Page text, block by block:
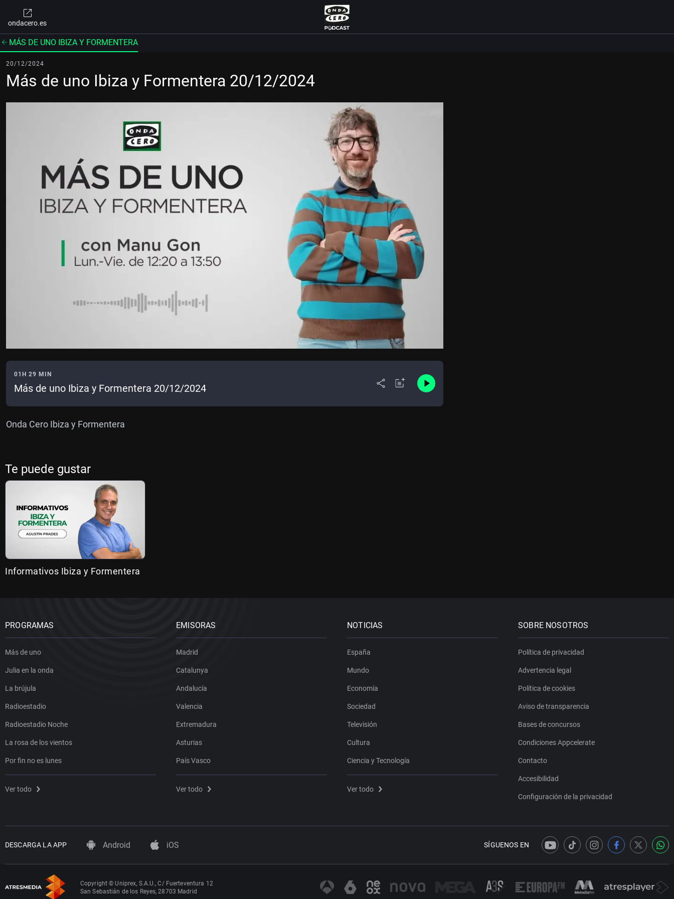
ondacero.es
MÁS DE UNO IBIZA Y FORMENTERA
20/12/2024
Más de uno Ibiza y Formentera 20/12/2024
01H 29 MIN
Más de uno Ibiza y Formentera 20/12/2024
Onda Cero Ibiza y Formentera
Te puede gustar
Informativos Ibiza y Formentera
PROGRAMAS
Más de uno
Julia en la onda
La brújula
Radioestadio
Radioestadio Noche
La rosa de los vientos
Por fin no es lunes
Ver todo
EMISORAS
Madrid
Catalunya
Andalucía
Valencia
Extremadura
Asturias
País Vasco
Ver todo
NOTICIAS
España
Mundo
Economía
Sociedad
Televisión
Cultura
Ciencia y Tecnología
Ver todo
SOBRE NOSOTROS
Política de privacidad
Advertencia legal
Política de cookies
Aviso de transparencia
Bases de concursos
Condiciones Appcelerate
Contacto
Accesibilidad
Configuración de la privacidad
DESCARGA LA APP Android iOS SÍGUENOS EN
Copyright © Uniprex, S.A.U., C/ Fuerteventura 12
San Sebastián de los Reyes, 28703 Madrid